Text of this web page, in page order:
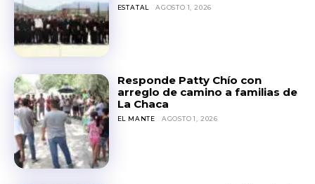
ESTATAL AGOSTO 1, 2026
Responde Patty Chío con
arreglo de camino a familias de
La Chaca
EL MANTE AGOSTO 1, 2026